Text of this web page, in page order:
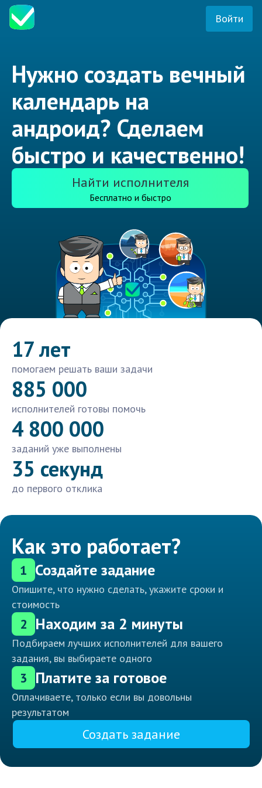
Войти
Нужно создать вечный
календарь на
андроид? Сделаем
быстро и качественно!
Найти исполнителя
Бесплатно и быстро
17 лет
помогаем решать ваши задачи
885 000
исполнителей готовы помочь
4 800 000
заданий уже выполнены
35 секунд
до первого отклика
Как это работает?
1 Создайте задание
Опишите, что нужно сделать, укажите сроки и
стоимость
2 Находим за 2 минуты
Подбираем лучших исполнителей для вашего
задания, вы выбираете одного
3 Платите за готовое
Оплачиваете, только если вы довольны
результатом
Создать задание